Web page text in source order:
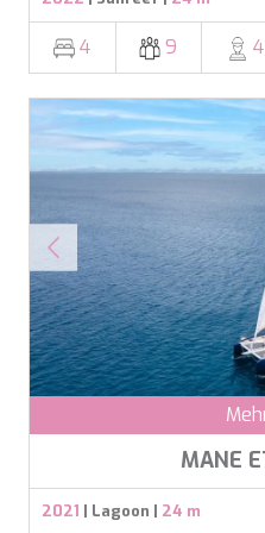
4 9 4
MANE
2021 | Lagoon | 24 m
ETHNA
FARANDWIDE
FAST & FURIOUS
FATSA
FIGURATI
FIORENTE
FREE SOUL
FREEDOM
FREEDOM
FRIEND'S BOAT
FRIENDSHIP
FUNDA D
GATSBY
GENNY
GRACE
HAKUNA MATATA
HALCON DEL MAR